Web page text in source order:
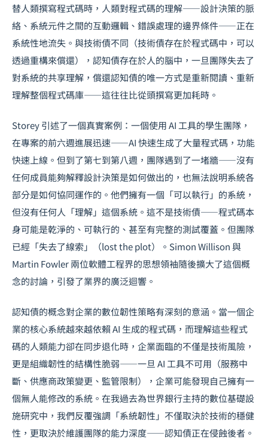
替人類撰寫程式碼時，人類對程式碼的理解——設計決策的脈
絡、系統元件之間的互動邏輯、錯誤處理的邊界條件——正在
系統性地流失。與技術債不同（技術債存在於程式碼中，可以
透過重構來償還），認知債存在於人的腦中，一旦團隊失去了
對系統的共享理解，償還認知債的唯一方式是重新閱讀、重新
理解整個程式碼庫——這往往比從頭撰寫更加耗時。
Storey 引述了一個真實案例：一個使用 AI 工具的學生團隊，
在專案的前六週進展迅速——AI 快速生成了大量程式碼，功能
快速上線。但到了第七到第八週，團隊遇到了一堵牆——沒有
任何成員能夠解釋設計決策是如何做出的，也無法說明系統各
部分是如何協同運作的。他們擁有一個「可以執行」的系統，
但沒有任何人「理解」這個系統。這不是技術債——程式碼本
身可能是乾淨的、可執行的、甚至有完整的測試覆蓋。但團隊
已經「失去了線索」（lost the plot）。Simon Willison 與
Martin Fowler 兩位軟體工程界的思想領袖隨後擴大了這個概
念的討論，引發了業界的廣泛迴響。
認知債的概念對企業的數位韌性策略有深刻的意涵。當一個企
業的核心系統越來越依賴 AI 生成的程式碼，而理解這些程式
碼的人類能力卻在同步退化時，企業面臨的不僅是技術風險，
更是組織韌性的結構性脆弱——一旦 AI 工具不可用（服務中
斷、供應商政策變更、監管限制），企業可能發現自己擁有一
個無人能修改的系統。在我過去為世界銀行主持的數位基礎設
施研究中，我們反覆強調「系統韌性」不僅取決於技術的穩健
性，更取決於維護團隊的能力深度——認知債正在侵蝕後者。